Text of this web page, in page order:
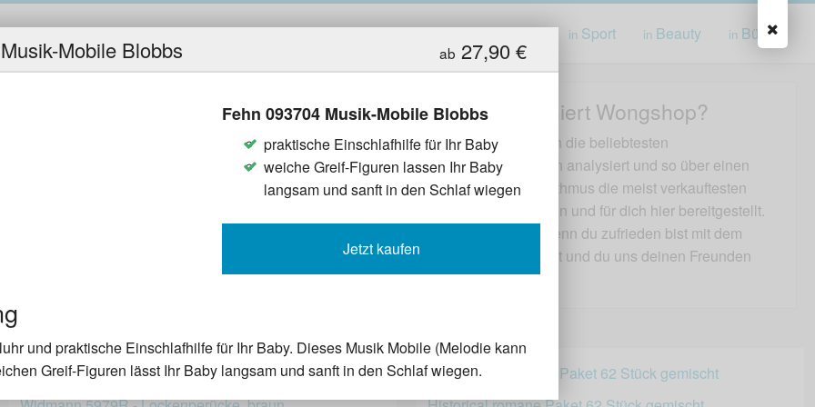
Lifestyle Elektro Auto Kleidung Spielwaren in Sport in Beauty in Bücher
Produkt soll ich bei der
Problem ein für alle Mal aus der Welt
Produkte aus dem Internet
Seller sind, denn eines ist klar, wenn
von vielen Menschen an ihre
einfach das Beste ist vom Preis-
Wie funktioniert Wongshop?
Wir haben für dich die beliebtesten
Produktkategorien analysiert und so über einen
besondern Algorithmus die meist verkauftesten
Produkte gefunden und für dich hier bereitgestellt.
Wir freuen uns wenn du zufrieden bist mit dem
gekauften Produkt und du uns deinen Freunden
weiterempfiehlst.
ab 27,90 €
Mobile Blobbs
Fehn 093704 Musik-Mobile Blobbs
praktische Einschlafhilfe für Ihr Baby
weiche Greif-Figuren lassen Ihr Baby
langsam und sanft in den Schlaf wiegen
Jetzt kaufen
und praktische Einschlafhilfe für Ihr Baby. Dieses Musik Mobile (Melodie kann
Greif-Figuren lässt Ihr Baby langsam und sanft in den Schlaf wiegen.